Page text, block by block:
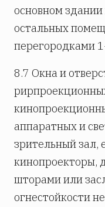
основном здании
остальных
перегородками
8.7 Окна и
аппаратных и
зрительный зал,
шторами или
огнестойкости